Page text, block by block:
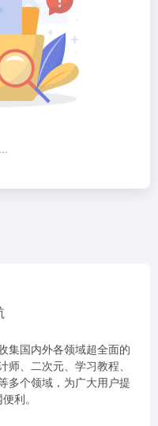
集国内外各领域超全面的
、二次元、学习教程、
多个领域，为广大用户提
利。